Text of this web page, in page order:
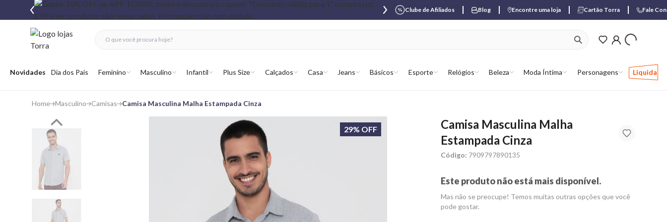
Clube de Afiliados Blog Encontre uma loja Cartão Torra Fale
Abrir menu
Novidades Dia dos Pais Feminino Masculino Infantil Plus Size Calçados Casa Jeans Básicos Esporte Relógios Beleza Moda Íntima Personagens Liquida
ver produtos
fechar menu
fechar menu
favoritos
Home Masculino Camisas Camisa Masculina Malha Estampada Cinza
29% OFF
Camisa Masculina Malha
Estampada Cinza
Código: 7909797890135
Este produto não está mais disponível.
Mas não se preocupe! Temos muitas outras opções que você
pode gostar.